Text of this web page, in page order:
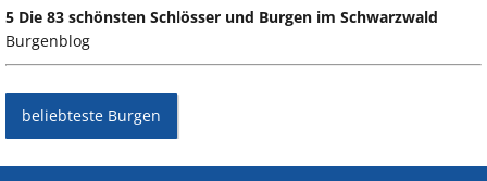
5 Die 83 schönsten Schlösser und Burgen im Schwarzwald
Burgenblog
beliebteste Burgen